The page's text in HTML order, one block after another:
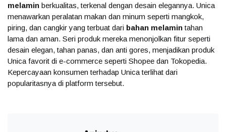
melamin berkualitas, terkenal dengan desain elegannya. Unica
menawarkan peralatan makan dan minum seperti mangkok,
piring, dan cangkir yang terbuat dari bahan melamintahan
lama dan aman. Seri produk mereka menonjolkan fitur seperti
desain elegan, tahan panas, dan anti gores, menjadikan produk
Unica favorit di e-commerce seperti Shopee dan Tokopedia.
Kepercayaan konsumen terhadap Unica terlihat dari
popularitasnya di platform tersebut.